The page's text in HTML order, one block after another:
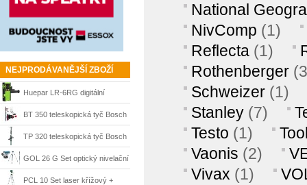
NEJPRODÁVANĚJŠÍ ZBOŽÍ
Huepar LR-6RG digitální
laserový přijímač
BT 350 teleskopická tyč Bosch
TP 320 teleskopická tyč Bosch
GOL 26 G Set optický nivelační
přístroj + BT 160 + GR 500
PCL 10 Set laser křížový +
National
NivComp (1)
Reflecta (1)
Rothenberger
Schweizer (1)
Stanley (7)
Testo (1)
Vaonis (2)
Vivax (1)